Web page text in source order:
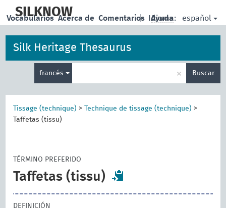
main
SILKNOW | Idioma: español
Vocabularios Acerca de Comentarios Ayuda
Silk Heritage Thesaurus
francés × Buscar
Tissage (technique) > Technique de tissage (technique) >
Taffetas (tissu)
TÉRMINO PREFERIDO
Taffetas (tissu)
DEFINICIÓN